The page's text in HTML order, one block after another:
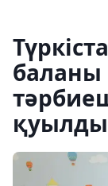
баланы
қуылды